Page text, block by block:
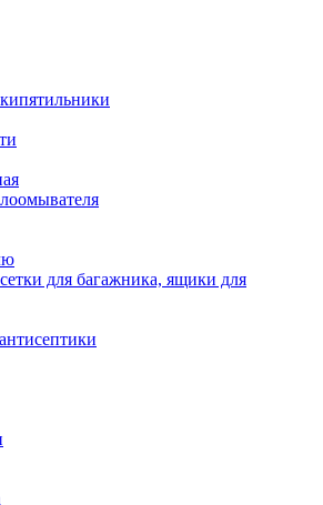
для багажника, ящики для